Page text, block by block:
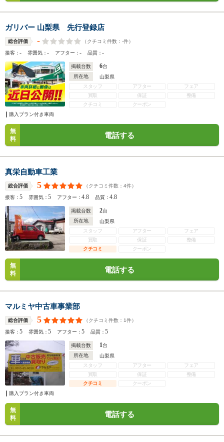
ガリバー 山梨県 先行登録店
総合評価 - （クチコミ件数： -件）
接客：- 雰囲気：- アフター：- 品質：-
掲載台数 6台
所在地
山梨県
スタッフ
アフター
フェア
買取
保証
整備
クチコミ
クーポン
購入プラン付き車両
無
料
電話する
真栄自動車工業
総合評価 5 （クチコミ件数： 4件）
接客：5 雰囲気：5 アフター：4.8 品質：4.8
掲載台数 2台
所在地
山梨県
スタッフ
アフター
フェア
買取
保証
整備
クチコミ
クーポン
無
料
電話する
マルミヤ中古車事業部
総合評価 5 （クチコミ件数： 1件）
接客：5 雰囲気：5 アフター：5 品質：5
掲載台数 1台
所在地
山梨県
スタッフ
アフター
フェア
買取
保証
整備
クチコミ
クーポン
購入プラン付き車両
無
料
電話する